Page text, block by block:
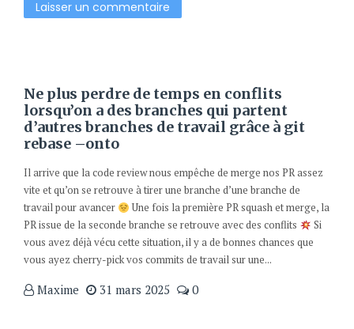
Ne plus perdre de temps en conflits
lorsqu’on a des branches qui partent
d’autres branches de travail grâce à git
rebase –onto
Il arrive que la code review nous empêche de merge nos PR assez
vite et qu’on se retrouve à tirer une branche d’une branche de
travail pour avancer
Une fois la première PR squash et merge, la
PR issue de la seconde branche se retrouve avec des conflits
Si
vous avez déjà vécu cette situation, il y a de bonnes chances que
vous ayez cherry-pick vos commits de travail sur une...
Maxime 31 mars 2025 0